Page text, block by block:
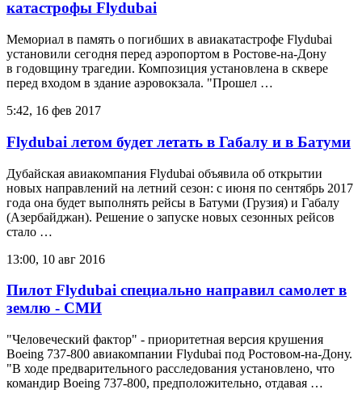
катастрофы Flydubai
Мемориал в память о погибших в авиакатастрофе Flydubai
установили сегодня перед аэропортом в Ростове-на-Дону
в годовщину трагедии. Композиция установлена в сквере
перед входом в здание аэровокзала. "Прошел …
5:42, 16 фев 2017
Flydubai летом будет летать в Габалу и в Батуми
Дубайская авиакомпания Flydubai объявила об открытии
новых направлений на летний сезон: с июня по сентябрь 2017
года она будет выполнять рейсы в Батуми (Грузия) и Габалу
(Азербайджан). Решение о запуске новых сезонных рейсов
стало …
13:00, 10 авг 2016
Пилот Flydubai специально направил самолет в
землю - СМИ
"Человеческий фактор" - приоритетная версия крушения
Boeing 737-800 авиакомпании Flydubai под Ростовом-на-Дону.
"В ходе предварительного расследования установлено, что
командир Boeing 737-800, предположительно, отдавая …